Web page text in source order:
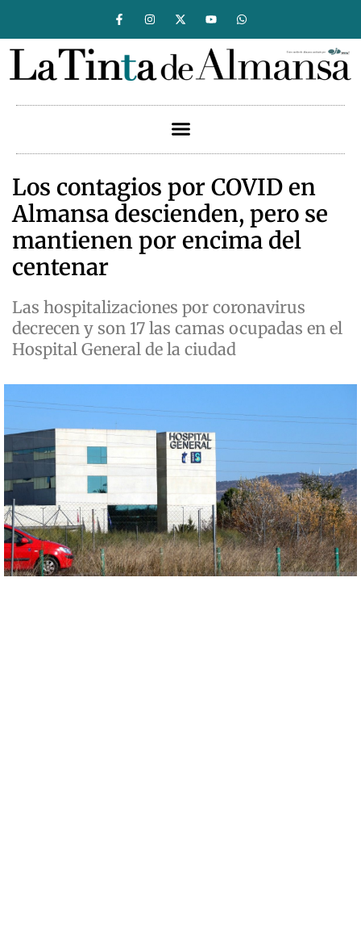
Los contagios por COVID en
Almansa descienden, pero se
mantienen por encima del
centenar
Las hospitalizaciones por coronavirus
decrecen y son 17 las camas ocupadas en el
Hospital General de la ciudad